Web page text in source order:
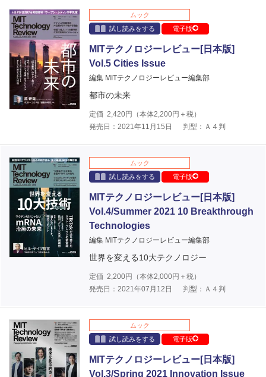
ムック
試し読みをする
電子版
MITテクノロジーレビュー[日本版]
Vol.5 Cities Issue
編集 MITテクノロジーレビュー編集部
都市の未来
定価 2,420円（本体2,200円＋税）
発売日：2021年11月15日
判型：Ａ４判
ムック
試し読みをする
電子版
MITテクノロジーレビュー[日本版]
Vol.4/Summer 2021 10 Breakthrough
Technologies
編集 MITテクノロジーレビュー編集部
世界を変える10大テクノロジー
定価 2,200円（本体2,000円＋税）
発売日：2021年07月12日
判型：Ａ４判
ムック
試し読みをする
電子版
MITテクノロジーレビュー[日本版]
Vol.3/Spring 2021 Innovation Issue